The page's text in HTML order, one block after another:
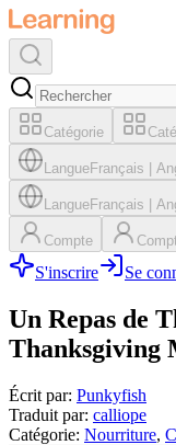
Catégorie
LangueFrançais
LangueFrançais
Compte
S'inscrire Se
Un Repas de
Thanksgiving
Écrit par: Punkyfish
Traduit par: calliope
Catégorie: Nourriture,